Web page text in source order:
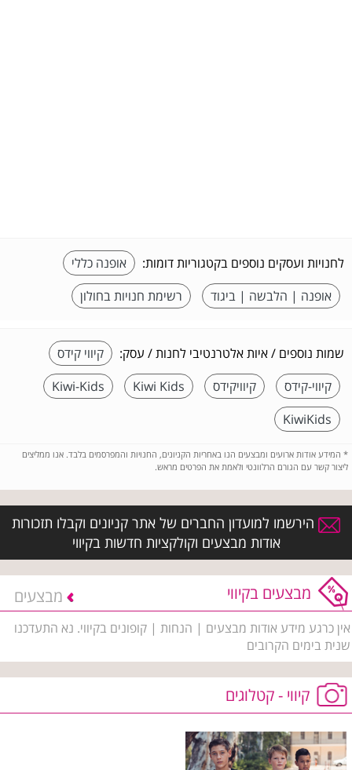
לחנויות ועסקים נוספים בקטגוריות דומות:
אופנה כללי
אופנה | הלבשה | ביגוד
רשימת חנויות בחולון
שמות נוספים / איות אלטרנטיבי לחנות / עסק:
קיווי קידס
קיווי-קידס
קיוויקידס Kiwi Kids
Kiwi-Kids
KiwiKids
* המידע אודות ארועים ומבצעים הנו באחריות הקניונים, החנויות והמפרסמים בלבד. אנו ממליצים
ליצור קשר עם הגורם הרלוונטי ולאמת את הפרטים מראש.
הירשמו למועדון החברים של אתר קניונים וקבלו תזכורות
אודות מבצעים וקולקציות חדשות בקיווי
מבצעים בקיווי מבצעים
אין כרגע מידע אודות מבצעים | הנחות | קופונים בקיווי. נא התעדכנו
שנית בימים הקרובים
קיווי - קטלוגים